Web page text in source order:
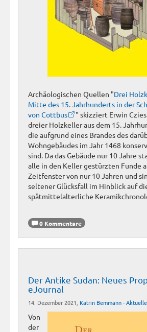
Archäologischen Quellen "Drei
Mitte des 15. Jahrhunderts in der
von Cottbus
" skizziert Erwin
dreier Holzkeller aus dem 15.
die aufgrund eines Brandes des
Wohngebäudes im Jahr 1468
sind. Da das Gebäude nur 10 Jahre
alle in den Keller gestürzten Funde
Zeitfenster von nur 10 Jahren und
seltener Glücksfall im Hinblick auf
spätmittelalterliche
0 Kommentare
Der Antike Sudan: Neues
eJournal
14. Dezember 2021, Katrin Bemmann-
Von
der